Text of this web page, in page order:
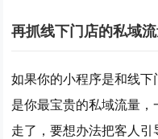
再抓线下门店的私域
如果你的小程序是和线
是你最宝贵的私域流量
走了，要想办法把客人